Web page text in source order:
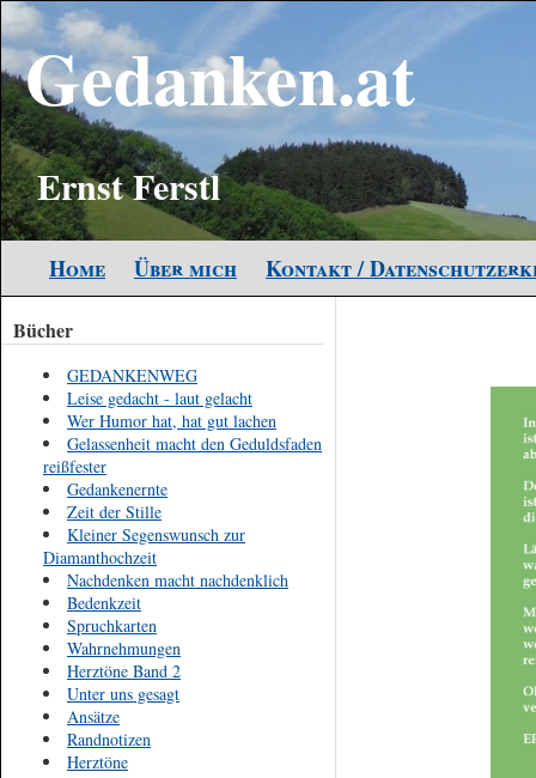
Gedanken.at
Ernst Ferstl
Home Über mich Kontakt /
Bücher
GEDANKENWEG
Leise gedacht - laut gelacht
Wer Humor hat, hat gut lachen
Gelassenheit macht den Geduldsfaden
reißfester
Gedankenernte
Zeit der Stille
Kleiner Segenswunsch zur
Diamanthochzeit
Nachdenken macht nachdenklich
Bedenkzeit
Spruchkarten
Wahrnehmungen
Herztöne Band 2
Unter uns gesagt
Ansätze
Randnotizen
Herztöne